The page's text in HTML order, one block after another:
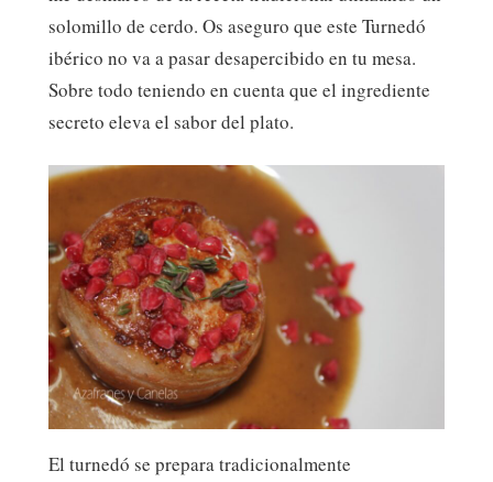
solomillo de cerdo. Os aseguro que este Turnedó
ibérico no va a pasar desapercibido en tu mesa.
Sobre todo teniendo en cuenta que el ingrediente
secreto eleva el sabor del plato.
El turnedó se prepara tradicionalmente